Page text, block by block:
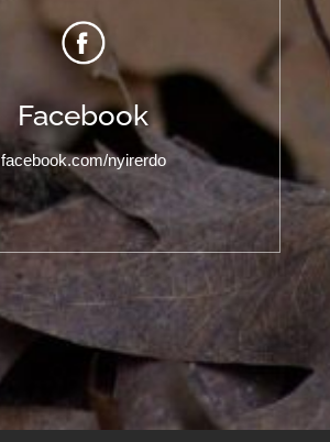
Facebook
facebook.com/nyirerdo